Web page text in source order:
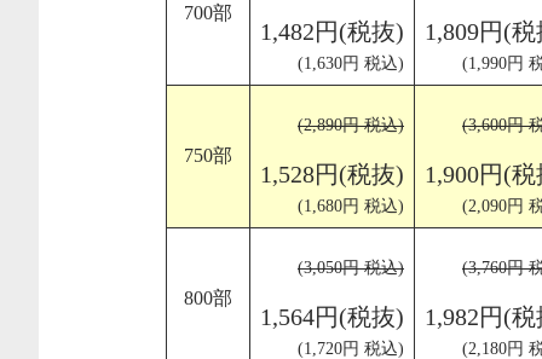
700部
1,482円(税抜)
(1,630円 税込)
1,809円(
(1,990円
750部
(2,890円 税込)
1,528円(税抜)
(1,680円 税込)
(3,600円
1,900円(
(2,090円
800部
(3,050円 税込)
1,564円(税抜)
(1,720円 税込)
(3,760円
1,982円(
(2,180円